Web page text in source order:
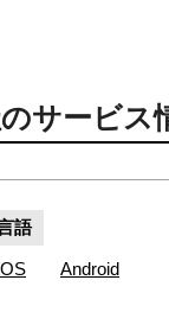
サービス
語
Android